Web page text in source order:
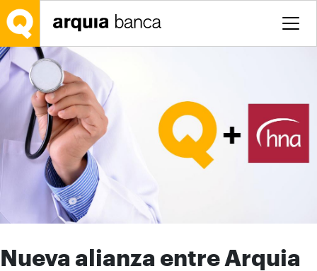
Saltar al contenido principal
Nueva alianza entre Arquia